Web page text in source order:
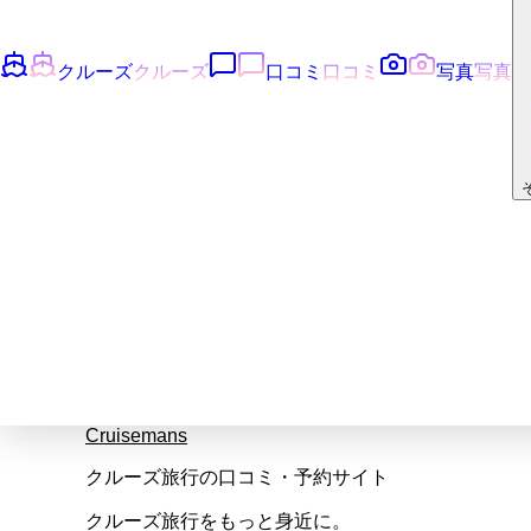
クルーズクルーズ 口コミ 口コミ 写真写真
Cruisemans
クルーズ旅行の口コミ・予約サイト
クルーズ旅行をもっと身近に。